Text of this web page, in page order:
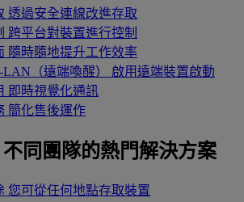
透過安全連線改進存取
跨平台對裝置進行控制
隨時隨地提升工作效率
LAN（遠端喚醒）
啟用遠端裝置啟動
即時視覺化通訊
簡化售後運作
不同團隊的熱門解決方案
您可從任何地點存取裝置